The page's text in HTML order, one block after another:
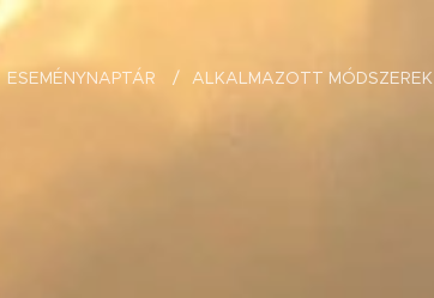
ESEMÉNYNAPTÁR ALKALMAZOTT MÓDSZEREK